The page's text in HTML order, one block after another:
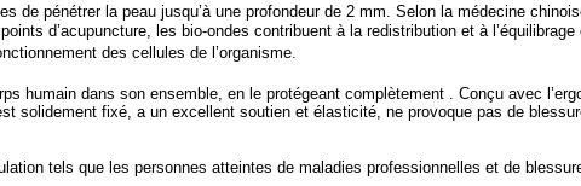
de pénétrer la peau jusqu’à une profondeur de 2 mm. Selon la médecine
d’acupuncture, les bio-ondes contribuent à la redistribution et à
des cellules de l’organisme.
humain dans son ensemble, en le protégeant complètement . Conçu avec
solidement fixé, a un excellent soutien et élasticité, ne provoque pas de
tels que les personnes atteintes de maladies professionnelles et de